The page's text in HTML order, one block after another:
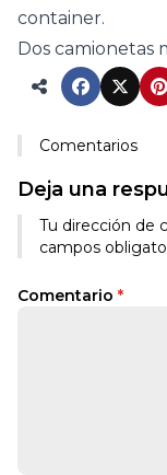
container.
Dos camionetas
Comentarios
Deja una
Tu dirección de
campos
Comentario *